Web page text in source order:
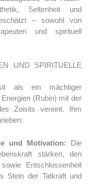
Seltenheit und
– sowohl von
und spirituell
UND SPIRITUELLE
als ein mächtiger
(Rubin) mit der
Zoisits vereint. Ihm
und Motivation: Die
stärken, den
Entschlossenheit
Stein der Tatkraft und